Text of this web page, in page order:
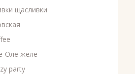
щасливки
Оле желе
party